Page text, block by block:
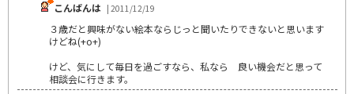
こんばんは | 2011/12/19
３歳だと興味がない絵本ならじっと聞いたりできないと思います
けどね(+o+)
けど、気にして毎日を過ごすなら、私なら 良い機会だと思って
相談会に行きます。